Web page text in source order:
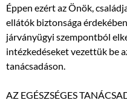
Éppen ezért az Önök,
ellátók biztonsága
járványügyi szempontból
intézkedéseket vezettük be
tanácsadáson.
AZ EGÉSZSÉGES